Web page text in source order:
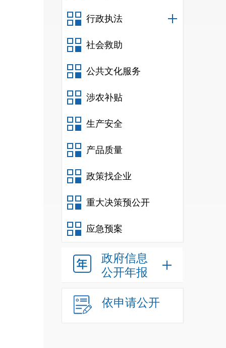
行政执法
社会救助
公共文化服务
涉农补贴
生产安全
产品质量
政策找企业
重大决策预公开
应急预案
政府信息
公开年报
依申请公开